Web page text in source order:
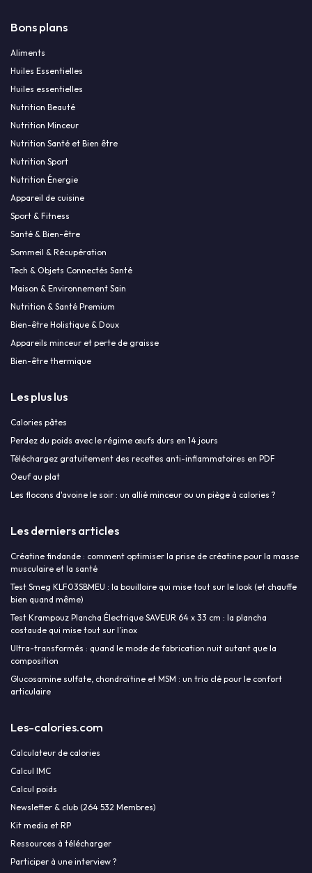
Bons plans
Aliments
Huiles Essentielles
Huiles essentielles
Nutrition Beauté
Nutrition Minceur
Nutrition Santé et Bien être
Nutrition Sport
Nutrition Énergie
Appareil de cuisine
Sport & Fitness
Santé & Bien-être
Sommeil & Récupération
Tech & Objets Connectés Santé
Maison & Environnement Sain
Nutrition & Santé Premium
Bien-être Holistique & Doux
Appareils minceur et perte de graisse
Bien-être thermique
Les plus lus
Calories pâtes
Perdez du poids avec le régime œufs durs en 14 jours
Téléchargez gratuitement des recettes anti-inflammatoires en PDF
Oeuf au plat
Les flocons d'avoine le soir : un allié minceur ou un piège à calories ?
Les derniers articles
Créatine findande : comment optimiser la prise de créatine pour la masse
musculaire et la santé
Test Smeg KLF03SBMEU : la bouilloire qui mise tout sur le look (et chauffe
bien quand même)
Test Krampouz Plancha Électrique SAVEUR 64 x 33 cm : la plancha
costaude qui mise tout sur l’inox
Ultra-transformés : quand le mode de fabrication nuit autant que la
composition
Glucosamine sulfate, chondroïtine et MSM : un trio clé pour le confort
articulaire
Les-calories.com
Calculateur de calories
Calcul IMC
Calcul poids
Newsletter & club (264 532 Membres)
Kit media et RP
Ressources à télécharger
Participer à une interview ?